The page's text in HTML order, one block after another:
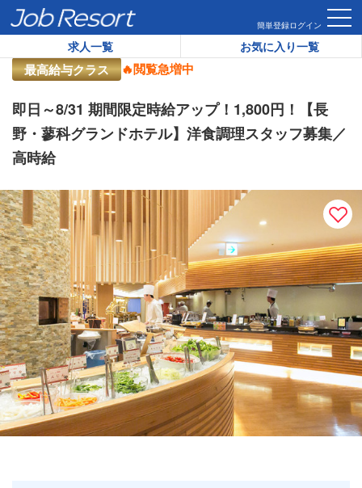
簡単登録ログイン
求人一覧 お気に入り一覧
HOME 求人一覧 即日～8/31 期間限定時給アップ！1,800円！
最高給与クラス 🔥閲覧急増中
リゾートバイト求人番号：
即日～8/31 期間限定時給アップ！1,800円！【長
野・蓼科グランドホテル】洋食調理スタッフ募集／
高時給